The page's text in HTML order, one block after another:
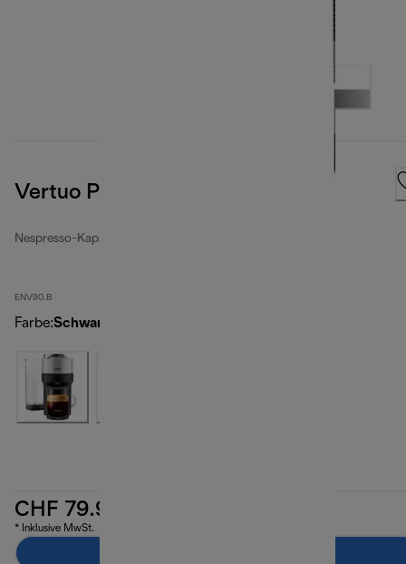
Vertuo Pop, Black
Nespresso-Kapselmaschinen
ENV90.B
Farbe:Schwarz
CHF 79.90
* Inklusive MwSt.